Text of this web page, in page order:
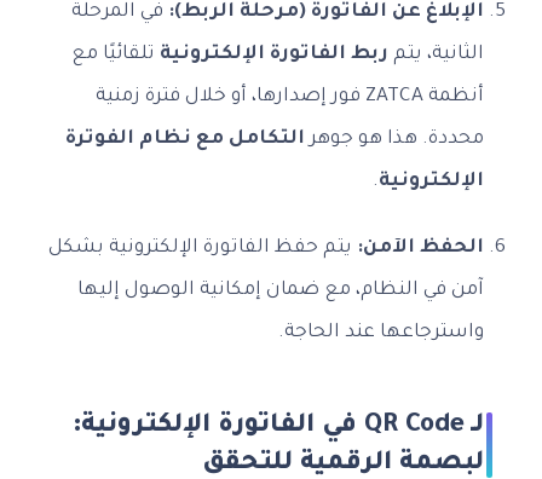
الإبلاغ عن الفاتورة (مرحلة الربط): في المرحلة
الثانية، يتم ربط الفاتورة الإلكترونية تلقائيًا مع
أنظمة ZATCA فور إصدارها، أو خلال فترة زمنية
محددة. هذا هو جوهرالتكامل مع نظام الفوترة
الإلكترونية.
الحفظ الآمن: يتم حفظ الفاتورة الإلكترونية بشكل
آمن في النظام، مع ضمان إمكانية الوصول إليها
واسترجاعها عند الحاجة.
الـ QR Code في الفاتورة الإلكترونية:
البصمة الرقمية للتحقق